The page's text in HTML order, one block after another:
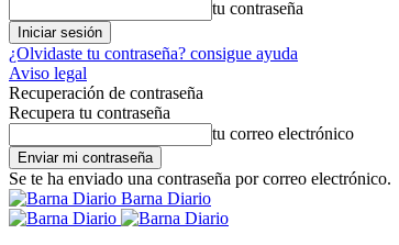
tu contraseña
¿Olvidaste tu contraseña? consigue ayuda
Aviso legal
Recuperación de contraseña
Recupera tu contraseña
tu correo electrónico
Se te ha enviado una contraseña por correo electrónico.
Barna Diario